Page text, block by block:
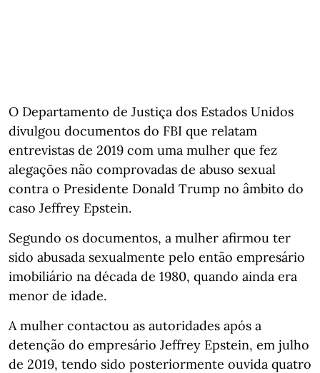
O Departamento de Justiça dos Estados Unidos
divulgou documentos do FBI que relatam
entrevistas de 2019 com uma mulher que fez
alegações não comprovadas de abuso sexual
contra o Presidente Donald Trump no âmbito do
caso Jeffrey Epstein.
Segundo os documentos, a mulher afirmou ter
sido abusada sexualmente pelo então empresário
imobiliário na década de 1980, quando ainda era
menor de idade.
A mulher contactou as autoridades após a
detenção do empresário Jeffrey Epstein, em julho
de 2019, tendo sido posteriormente ouvida quatro